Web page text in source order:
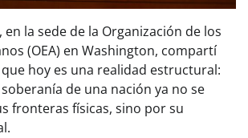
en la sede de la Organización de los
(OEA) en Washington, compartí
hoy es una realidad estructural:
soberanía de una nación ya no se
fronteras físicas, sino por su